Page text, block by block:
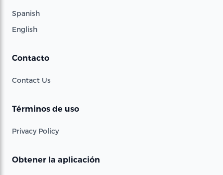
Spanish
English
Contacto
Contact Us
Términos de uso
Privacy Policy
Obtener la aplicación